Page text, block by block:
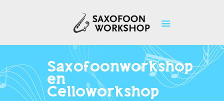
Saxofoonworkshop
en
Celloworkshop